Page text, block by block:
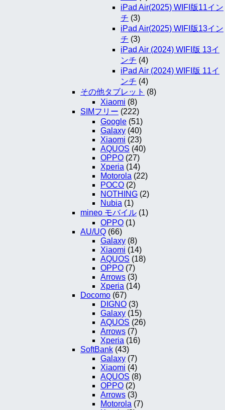
iPad Air(2025) WIFI版11イン
チ (3)
iPad Air(2025) WIFI版13イン
チ (3)
iPad Air (2024) WIFI版 13イ
ンチ (4)
iPad Air (2024) WIFI版 11イ
ンチ (4)
その他タブレット (8)
Xiaomi (8)
SIMフリー (222)
Google (51)
Galaxy (40)
Xiaomi (23)
AQUOS (40)
OPPO (27)
Xperia (14)
Motorola (22)
POCO (2)
NOTHING (2)
Nubia (1)
mineo モバイル (1)
OPPO (1)
AU/UQ (66)
Galaxy (8)
Xiaomi (14)
AQUOS (18)
OPPO (7)
Arrows (3)
Xperia (14)
Docomo (67)
DIGNO (3)
Galaxy (15)
AQUOS (26)
Arrows (7)
Xperia (16)
SoftBank (43)
Galaxy (7)
Xiaomi (4)
AQUOS (8)
OPPO (2)
Arrows (3)
Motorola (7)